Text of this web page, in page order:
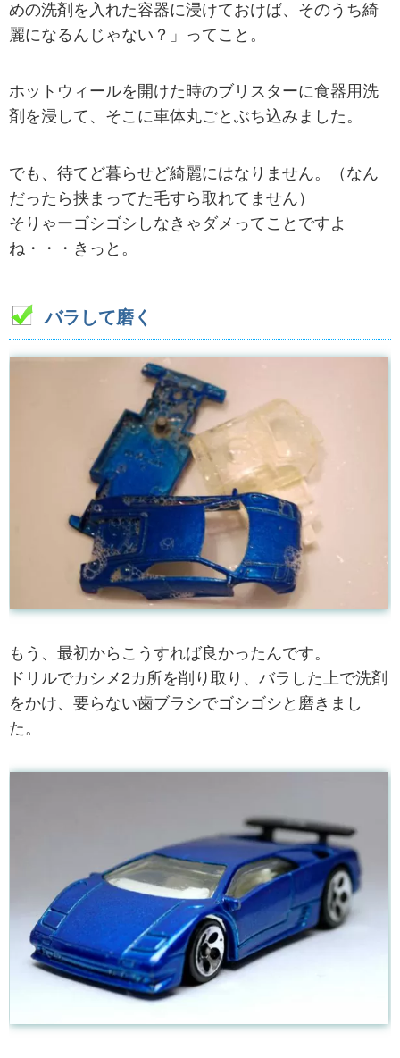
めの洗剤を入れた容器に浸けておけば、そのうち綺
麗になるんじゃない？」ってこと。
ホットウィールを開けた時のブリスターに食器用洗
剤を浸して、そこに車体丸ごとぶち込みました。
でも、待てど暮らせど綺麗にはなりません。（なん
だったら挟まってた毛すら取れてません）
そりゃーゴシゴシしなきゃダメってことですよ
ね・・・きっと。
バラして磨く
もう、最初からこうすれば良かったんです。
ドリルでカシメ2カ所を削り取り、バラした上で洗剤
をかけ、要らない歯ブラシでゴシゴシと磨きまし
た。